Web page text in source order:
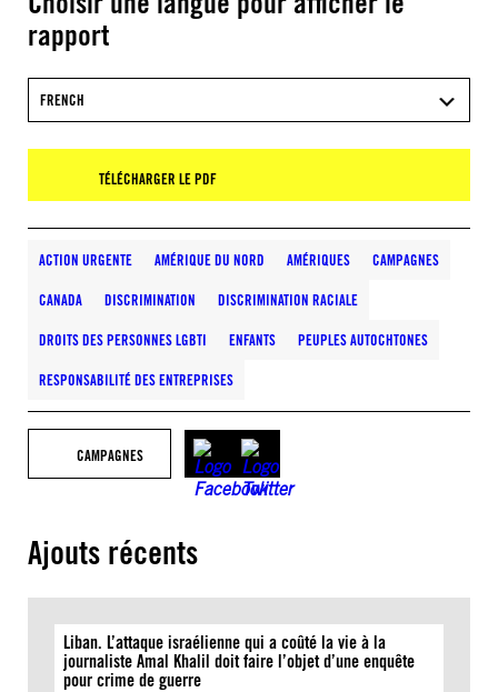
rapport
FRENCH
TÉLÉCHARGER LE PDF
ACTION URGENTE AMÉRIQUE DU NORD AMÉRIQUES CAMPAGNES
CANADA DISCRIMINATION DISCRIMINATION RACIALE
DROITS DES PERSONNES LGBTI ENFANTS PEUPLES AUTOCHTONES
RESPONSABILITÉ DES ENTREPRISES
CAMPAGNES
Ajouts récents
Liban. L’attaque israélienne qui a coûté la vie à la
journaliste Amal Khalil doit faire l’objet d’une enquête
pour crime de guerre